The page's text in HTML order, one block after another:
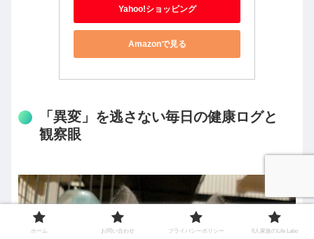
Yahoo!ショッピング
Amazonで見る
「異変」を逃さない毎日の健康ログと
観察眼
ホーム お問い合わせ プライバシーポリシー 6人家族のLife Labo